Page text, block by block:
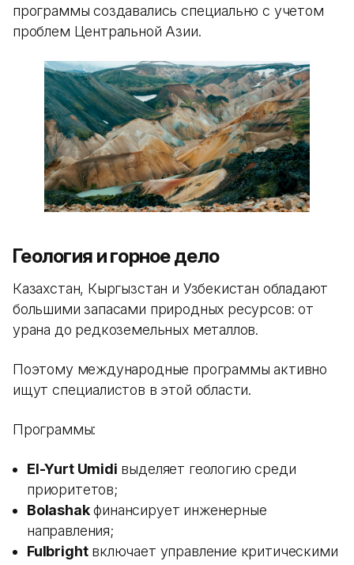
программы создавались специально с учетом
проблем Центральной Азии.
Геология и горное дело
Казахстан, Кыргызстан и Узбекистан обладают
большими запасами природных ресурсов: от
урана до редкоземельных металлов.
Поэтому международные программы активно
ищут специалистов в этой области.
Программы:
El-Yurt Umidi выделяет геологию среди
приоритетов;
Bolashakфинансирует инженерные
направления;
Fulbrightвключает управление критическими